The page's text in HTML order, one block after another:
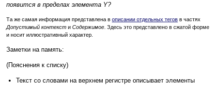
появится в пределах элемента Y?
Та же самая информация представлена в описании отдельных тегов в частях
Допустимый контекст и Содержимое . Здесь это представлено в сжатой форме
и носит иллюстративный характер.
Заметки на память:
(Пояснения к списку)
Текст со словами на верхнем регистре описывает элементы